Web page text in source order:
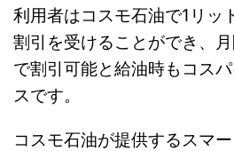
利用者はコスモ石油で1リッ
割引を受けることができ、
で割引可能と給油時もコス
スです。
コスモ石油が提供するスマ